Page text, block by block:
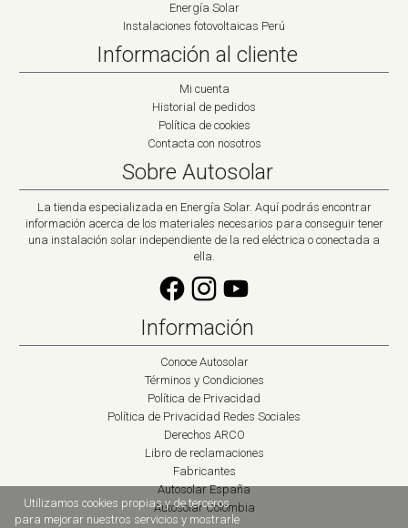
Energía Solar
Instalaciones fotovoltaicas Perú
Información al cliente
Mi cuenta
Historial de pedidos
Política de cookies
Contacta con nosotros
Sobre Autosolar
La tienda especializada en Energía Solar. Aquí podrás encontrar
información acerca de los materiales necesarios para conseguir tener
una instalación solar independiente de la red eléctrica o conectada a
ella.
Información
Conoce Autosolar
Términos y Condiciones
Política de Privacidad
Política de Privacidad Redes Sociales
Derechos ARCO
Libro de reclamaciones
Fabricantes
Autosolar España
Autosolar Colombia
Utilizamos cookies propias y de terceros
para mejorar nuestros servicios y mostrarle